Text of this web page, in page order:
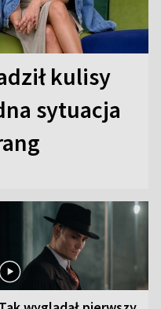
kulisy
sytuacja